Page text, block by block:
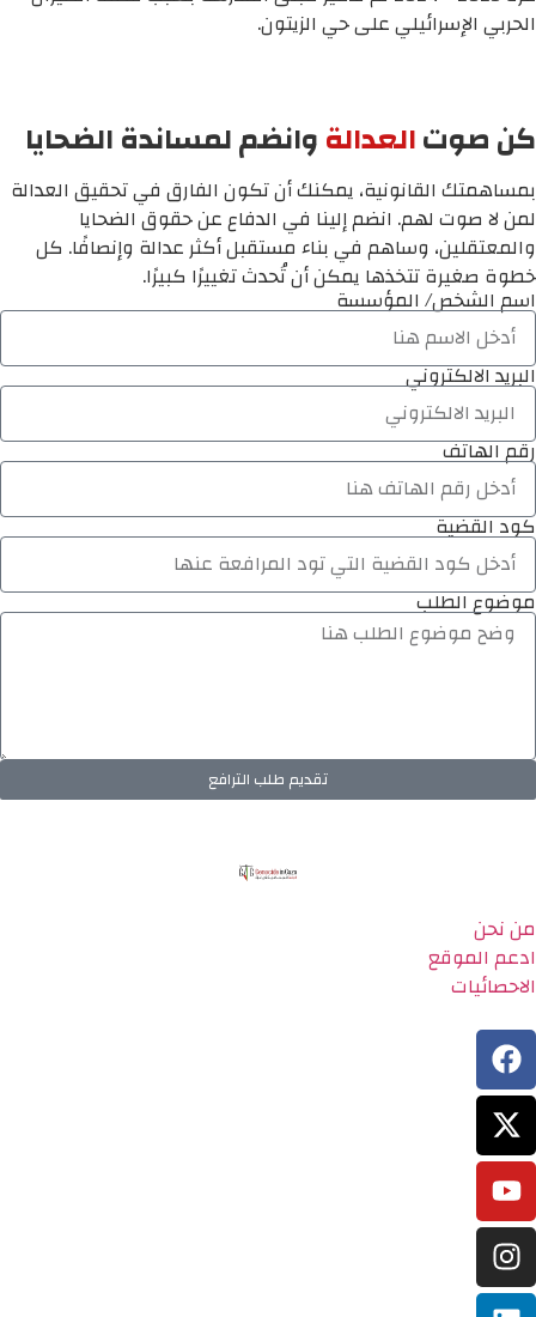
الحربي الإسرائيلي على حي الزيتون.
كن صوتالعدالةوانضم لمساندة الضحايا
بمساهمتك القانونية، يمكنك أن تكون الفارق في تحقيق العدالة
لمن لا صوت لهم. انضم إلينا في الدفاع عن حقوق الضحايا
والمعتقلين، وساهم في بناء مستقبل أكثر عدالة وإنصافًا. كل
خطوة صغيرة تتخذها يمكن أن تُحدث تغييرًا كبيرًا.
اسم الشخص/ المؤسسة
البريد الالكتروني
رقم الهاتف
كود القضية
موضوع الطلب
تقديم طلب الترافع
من نحن
ادعم الموقع
الاحصائيات